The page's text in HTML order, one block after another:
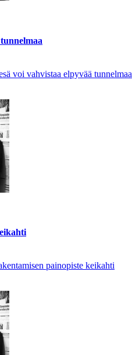
voi vahvistaa elpyvää tunnelmaa
painopiste keikahti